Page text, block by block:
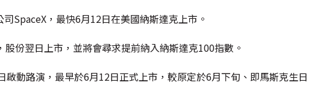
SpaceX，最快6月12日在美國納斯達克上市。
份翌日上市，並將會尋求提前納入納斯達克100指數。
動路演，最早於6月12日正式上市，較原定於6月下旬、即馬斯克生日